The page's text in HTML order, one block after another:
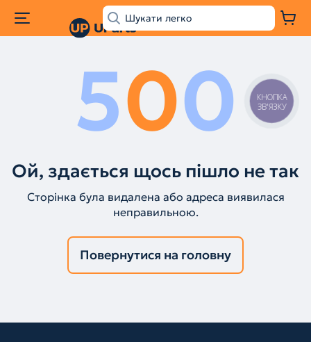
500
Ой, здається щось пішло не так
Сторінка була видалена або адреса виявилася
неправильною.
Повернутися на головну
КНОПКА
ЗВ'ЯЗКУ